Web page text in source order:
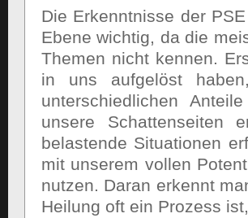
Die Erkenntnisse der
Ebene wichtig, da die
Themen nicht kennen.
in uns aufgelöst
unterschiedlichen
unsere Schattenseiten
belastende Situationen
mit unserem vollen
nutzen. Daran erkennt
Heilung oft ein Prozess